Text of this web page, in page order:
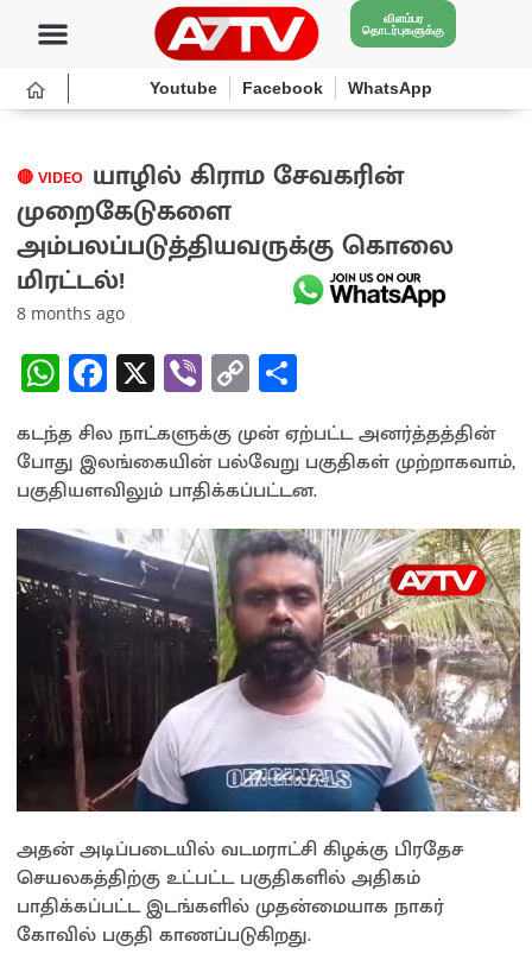
விளம்பர
தொடர்புகளுக்கு
Youtube Facebook WhatsApp
🔴 VIDEO யாழில் கிராம சேவகரின்
முறைகேடுகளை
அம்பலப்படுத்தியவருக்கு கொலை
மிரட்டல்!
8 months ago
W
h
at
sA
p
p
Fa
ce
b
o
o
k
X Vi
b
er
C
o
py
Li
n
k
h
ar
e
கடந்த சில நாட்களுக்கு முன் ஏற்பட்ட அனர்த்தத்தின்
போது இலங்கையின் பல்வேறு பகுதிகள் முற்றாகவாம்,
பகுதியளவிலும் பாதிக்கப்பட்டன.
அதன் அடிப்படையில் வடமராட்சி கிழக்கு பிரதேச
செயலகத்திற்கு உட்பட்ட பகுதிகளில் அதிகம்
பாதிக்கப்பட்ட இடங்களில் முதன்மையாக நாகர்
கோவில் பகுதி காணப்படுகிறது.